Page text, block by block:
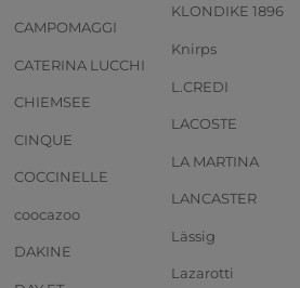
CAMPOMAGGI
CATERINA LUCCHI
CHIEMSEE
CINQUE
COCCINELLE
coocazoo
DAKINE
KLONDIKE 1896
Knirps
L.CREDI
LACOSTE
LA MARTINA
LANCASTER
Lässig
Lazarotti